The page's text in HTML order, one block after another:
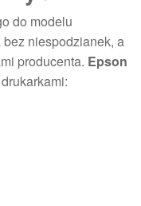
do modelu
niespodzianek, a
producenta. Epson